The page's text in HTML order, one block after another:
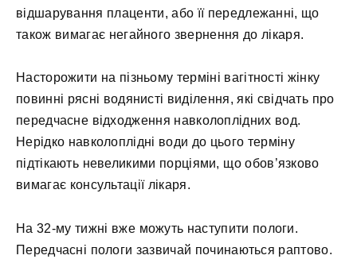
відшарування плаценти, або її передлежанні, що
також вимагає негайного звернення до лікаря.
Насторожити на пізньому терміні вагітності жінку
повинні рясні водянисті виділення, які свідчать про
передчасне відходження навколоплідних вод.
Нерідко навколоплідні води до цього терміну
підтікають невеликими порціями, що обов’язково
вимагає консультації лікаря.
На 32-му тижні вже можуть наступити пологи.
Передчасні пологи зазвичай починаються раптово.